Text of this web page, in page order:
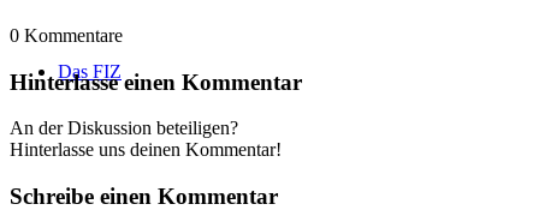
Das FIZ
0 Kommentare
Hinterlasse einen Kommentar
An der Diskussion beteiligen?
Hinterlasse uns deinen Kommentar!
Schreibe einen Kommentar